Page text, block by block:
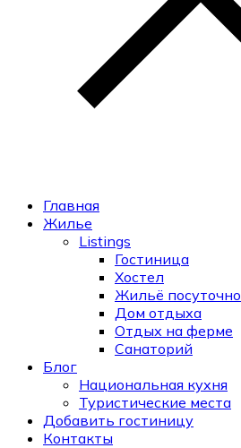
Главная
Жилье
Listings
Гостиница
Хостел
Жильё посуточно
Дом отдыха
Отдых на ферме
Санаторий
Блог
Национальная кухня
Туристические места
Добавить гостиницу
Контакты